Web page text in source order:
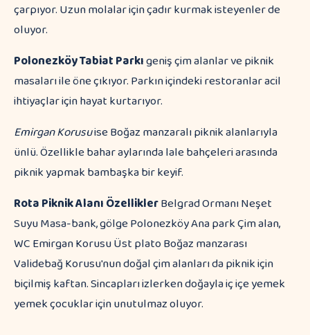
çarpıyor. Uzun molalar için çadır kurmak isteyenler de
oluyor.
Polonezköy Tabiat Parkıgeniş çim alanlar ve piknik
masaları ile öne çıkıyor. Parkın içindeki restoranlar acil
ihtiyaçlar için hayat kurtarıyor.
Emirgan Korusuise Boğaz manzaralı piknik alanlarıyla
ünlü. Özellikle bahar aylarında lale bahçeleri arasında
piknik yapmak bambaşka bir keyif.
RotaPiknik AlanıÖzelliklerBelgrad Ormanı Neşet
Suyu Masa-bank, gölge Polonezköy Ana park Çim alan,
WC Emirgan Korusu Üst plato Boğaz manzarası
Validebağ Korusu'nun doğal çim alanları da piknik için
biçilmiş kaftan. Sincapları izlerken doğayla iç içe yemek
yemek çocuklar için unutulmaz oluyor.